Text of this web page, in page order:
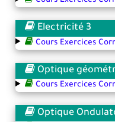
Electricité 3
Cours Exercices
Optique
Cours Exercices
Optique